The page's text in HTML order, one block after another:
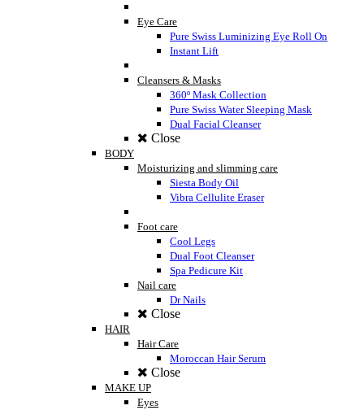
Eye Care
Pure Swiss Luminizing Eye Roll On
Instant Lift
Cleansers & Masks
360º Mask Collection
Pure Swiss Water Sleeping Mask
Dual Facial Cleanser
Close
BODY
Moisturizing and slimming care
Siesta Body Oil
Vibra Cellulite Eraser
Foot care
Cool Legs
Dual Foot Cleanser
Spa Pedicure Kit
Nail care
Dr Nails
Close
HAIR
Hair Care
Moroccan Hair Serum
Close
MAKE UP
Eyes